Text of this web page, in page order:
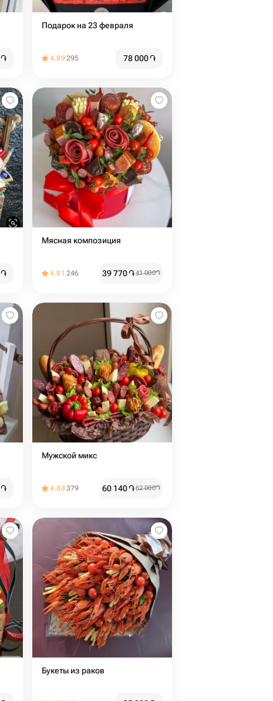
֏
Подарок на 23 февраля
4.89295 78 000֏
֏
Мясная композиция
4.81 246 39 770֏41 000֏
֏
Мужской микс
4.88379 60 140֏62 000֏
Букеты из раков